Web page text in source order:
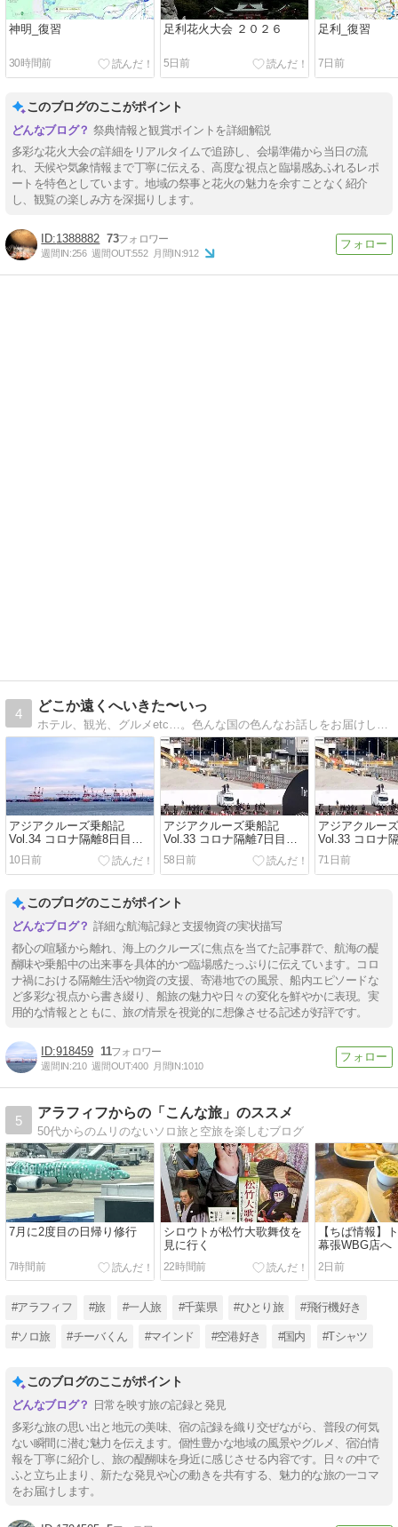
神明_復習
30時間前
足利花火大会 ２０２６
5日前
足利_復習
7日前
このブログのここがポイント
祭典情報と観賞ポイントを詳細解説
多彩な花火大会の詳細をリアルタイムで追跡し、会場準備から当日の流
れ、天候や気象情報まで丁寧に伝える、高度な視点と臨場感あふれるレポ
ートを特色としています。地域の祭事と花火の魅力を余すことなく紹介
し、観覧の楽しみ方を深掘りします。
1388882 73
週間IN:256 週間OUT:552 月間IN:912
4
どこか遠くへいきた〜いっ
アジアクルーズ乗船記
Vol.34 コロナ隔離8日目〜
行方不明のシウマイ弁当
10日前
アジアクルーズ乗船記
Vol.33 コロナ隔離7日目〜
ヤクルト4万本の差入れ
58日前
アジアクルー
Vol.33 コロナ
ヤクルト4万
71日前
このブログのここがポイント
詳細な航海記録と支援物資の実状描写
都心の喧騒から離れ、海上のクルーズに焦点を当てた記事群で、航海の醍
醐味や乗船中の出来事を具体的かつ臨場感たっぷりに伝えています。コロ
ナ禍における隔離生活や物資の支援、寄港地での風景、船内エピソードな
ど多彩な視点から書き綴り、船旅の魅力や日々の変化を鮮やかに表現。実
用的な情報とともに、旅の情景を視覚的に想像させる記述が好評です。
918459 11
週間IN:210 週間OUT:400 月間IN:1010
5
アラフィフからの「こんな旅」のススメ
50代からのムリのないソロ旅と空旅を楽しむブログ
7月に2度目の日帰り修行
7時間前
シロウトが松竹大歌舞伎を
見に行く
22時間前
【ちば情報】
幕張WBG店へ
2日前
#アラフィフ #旅 #一人旅 #千葉県 #ひとり旅 #飛行機好き
#ソロ旅 #チーバくん #マインド #空港好き #国内 #Tシャツ
このブログのここがポイント
日常を映す旅の記録と発見
多彩な旅の思い出と地元の美味、宿の記録を織り交ぜながら、普段の何気
ない瞬間に潜む魅力を伝えます。個性豊かな地域の風景やグルメ、宿泊情
報を丁寧に紹介し、旅の醍醐味を身近に感じさせる内容です。日々の中で
ふと立ち止まり、新たな発見や心の動きを共有する、魅力的な旅の一コマ
をお届けします。